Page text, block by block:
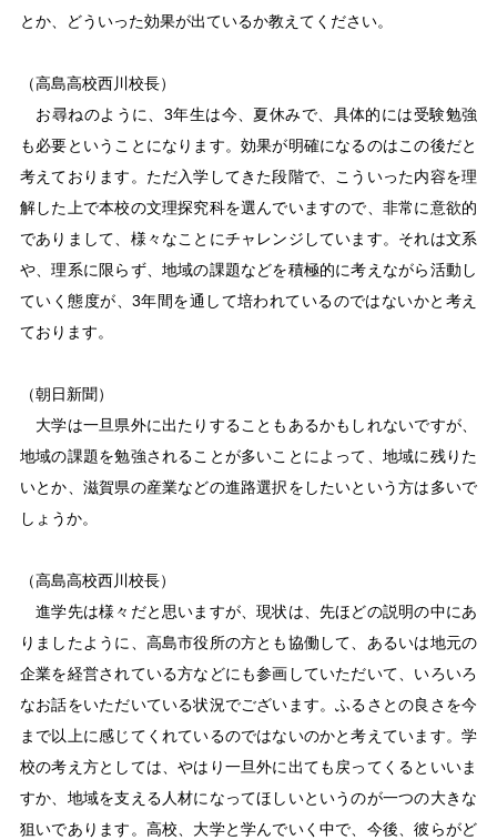
とか、どういった効果が出ているか教えてください。
（高島高校西川校長）
お尋ねのように、3年生は今、夏休みで、具体的には受験勉強
も必要ということになります。効果が明確になるのはこの後だと
考えております。ただ入学してきた段階で、こういった内容を理
解した上で本校の文理探究科を選んでいますので、非常に意欲的
でありまして、様々なことにチャレンジしています。それは文系
や、理系に限らず、地域の課題などを積極的に考えながら活動し
ていく態度が、3年間を通して培われているのではないかと考え
ております。
（朝日新聞）
大学は一旦県外に出たりすることもあるかもしれないですが、
地域の課題を勉強されることが多いことによって、地域に残りた
いとか、滋賀県の産業などの進路選択をしたいという方は多いで
しょうか。
（高島高校西川校長）
進学先は様々だと思いますが、現状は、先ほどの説明の中にあ
りましたように、高島市役所の方とも協働して、あるいは地元の
企業を経営されている方などにも参画していただいて、いろいろ
なお話をいただいている状況でございます。ふるさとの良さを今
まで以上に感じてくれているのではないのかと考えています。学
校の考え方としては、やはり一旦外に出ても戻ってくるといいま
すか、地域を支える人材になってほしいというのが一つの大きな
狙いであります。高校、大学と学んでいく中で、今後、彼らがど